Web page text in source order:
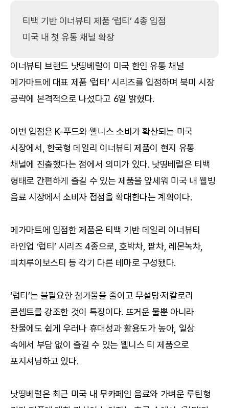
티백 기반 이너뷰티 제품 ‘럽티’ 4종 입점
미국 내 첫 유통 채널 확장
이너뷰티 브랜드 낫띵베럴이 미국 한인 유통 채널
메가마트에 대표 제품 ‘럽티’ 시리즈를 입점하며 북미 시장
공략에 본격적으로 나섰다고 6일 밝혔다.
이번 입점은 K-푸드와 웰니스 소비가 확산되는 미국
시장에서, 한국형 데일리 이너뷰티 제품이 현지 유통
채널에 진출했다는 점에서 의미가 있다. 낫띵베럴은 티백
형태로 간편하게 즐길 수 있는 제품을 앞세워 미국 내 웰빙
음료 시장에서 소비자 접점을 확대한다는 계획이다.
메가마트에 입점한 제품은 티백 기반 데일리 이너뷰티
라인업 ‘럽티’ 시리즈 4종으로, 호박차, 팥차, 레몬녹차,
피치루이보스티 등 각기 다른 테마로 구성됐다.
‘럽티’는 불필요한 첨가물을 줄이고 무설탕·저칼로리
콘셉트를 강조한 것이 특징이다. 뜨거운 물뿐 아니라
찬물에도 쉽게 우러나 휴대성과 활용도가 높아, 일상
속에서 부담 없이 즐길 수 있는 웰니스 티 제품으로
포지셔닝하고 있다.
낫띵베럴은 최근 미국 내 무카페인 음료와 가벼운 루틴형